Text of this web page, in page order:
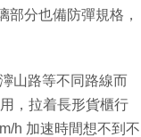
部分也備防彈規格，
山路等不同路線而
，拉着長形貨櫃行
h 加速時間想不到不